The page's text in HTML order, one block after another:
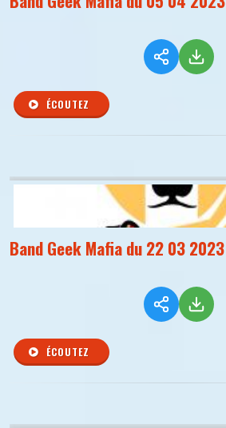
ÉCOUTEZ
Band Geek Mafia du 22 03 2023
ÉCOUTEZ